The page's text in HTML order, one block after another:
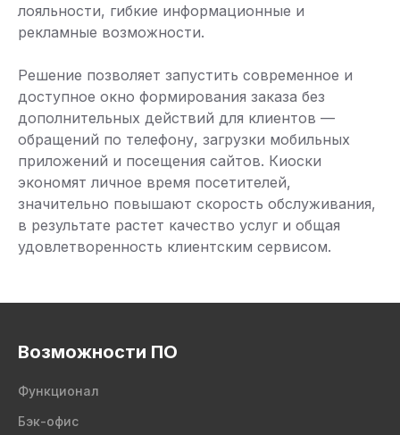
лояльности, гибкие информационные и
рекламные возможности.
Решение позволяет запустить современное и
доступное окно формирования заказа без
дополнительных действий для клиентов —
обращений по телефону, загрузки мобильных
приложений и посещения сайтов. Киоски
экономят личное время посетителей,
значительно повышают скорость обслуживания,
в результате растет качество услуг и общая
удовлетворенность клиентским сервисом.
Возможности ПО
Функционал
Бэк-офис